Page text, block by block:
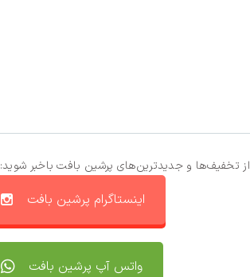
از تخفیف‌ها و جدیدترین‌های پرشین بافت باخبر شوید:
اینستاگرام پرشین بافت
واتس آپ پرشین بافت